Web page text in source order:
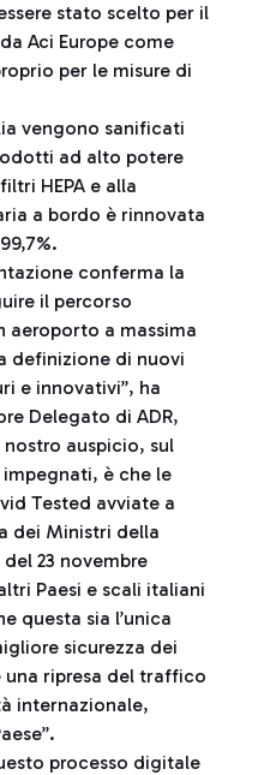
stato scelto per il
Aci Europe come
per le misure di
vengono sanificati
ad alto potere
HEPA e alla
a bordo è rinnovata
conferma la
il percorso
aeroporto a massima
definizione di nuovi
e innovativi”, ha
Delegato di ADR,
auspicio, sul
è che le
Tested avviate a
dei Ministri della
23 novembre
Paesi e scali italiani
questa sia l’unica
sicurezza dei
una ripresa del traffico
internazionale,
processo digitale